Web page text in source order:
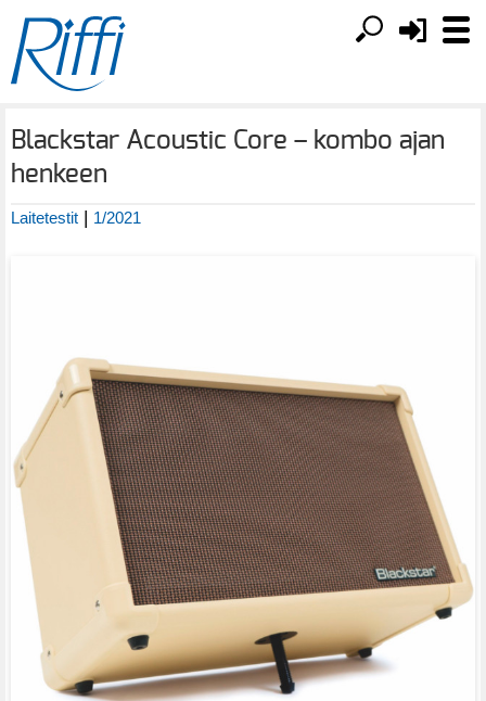
Blackstar Acoustic Core – kombo ajan
henkeen
Laitetestit | 1/2021